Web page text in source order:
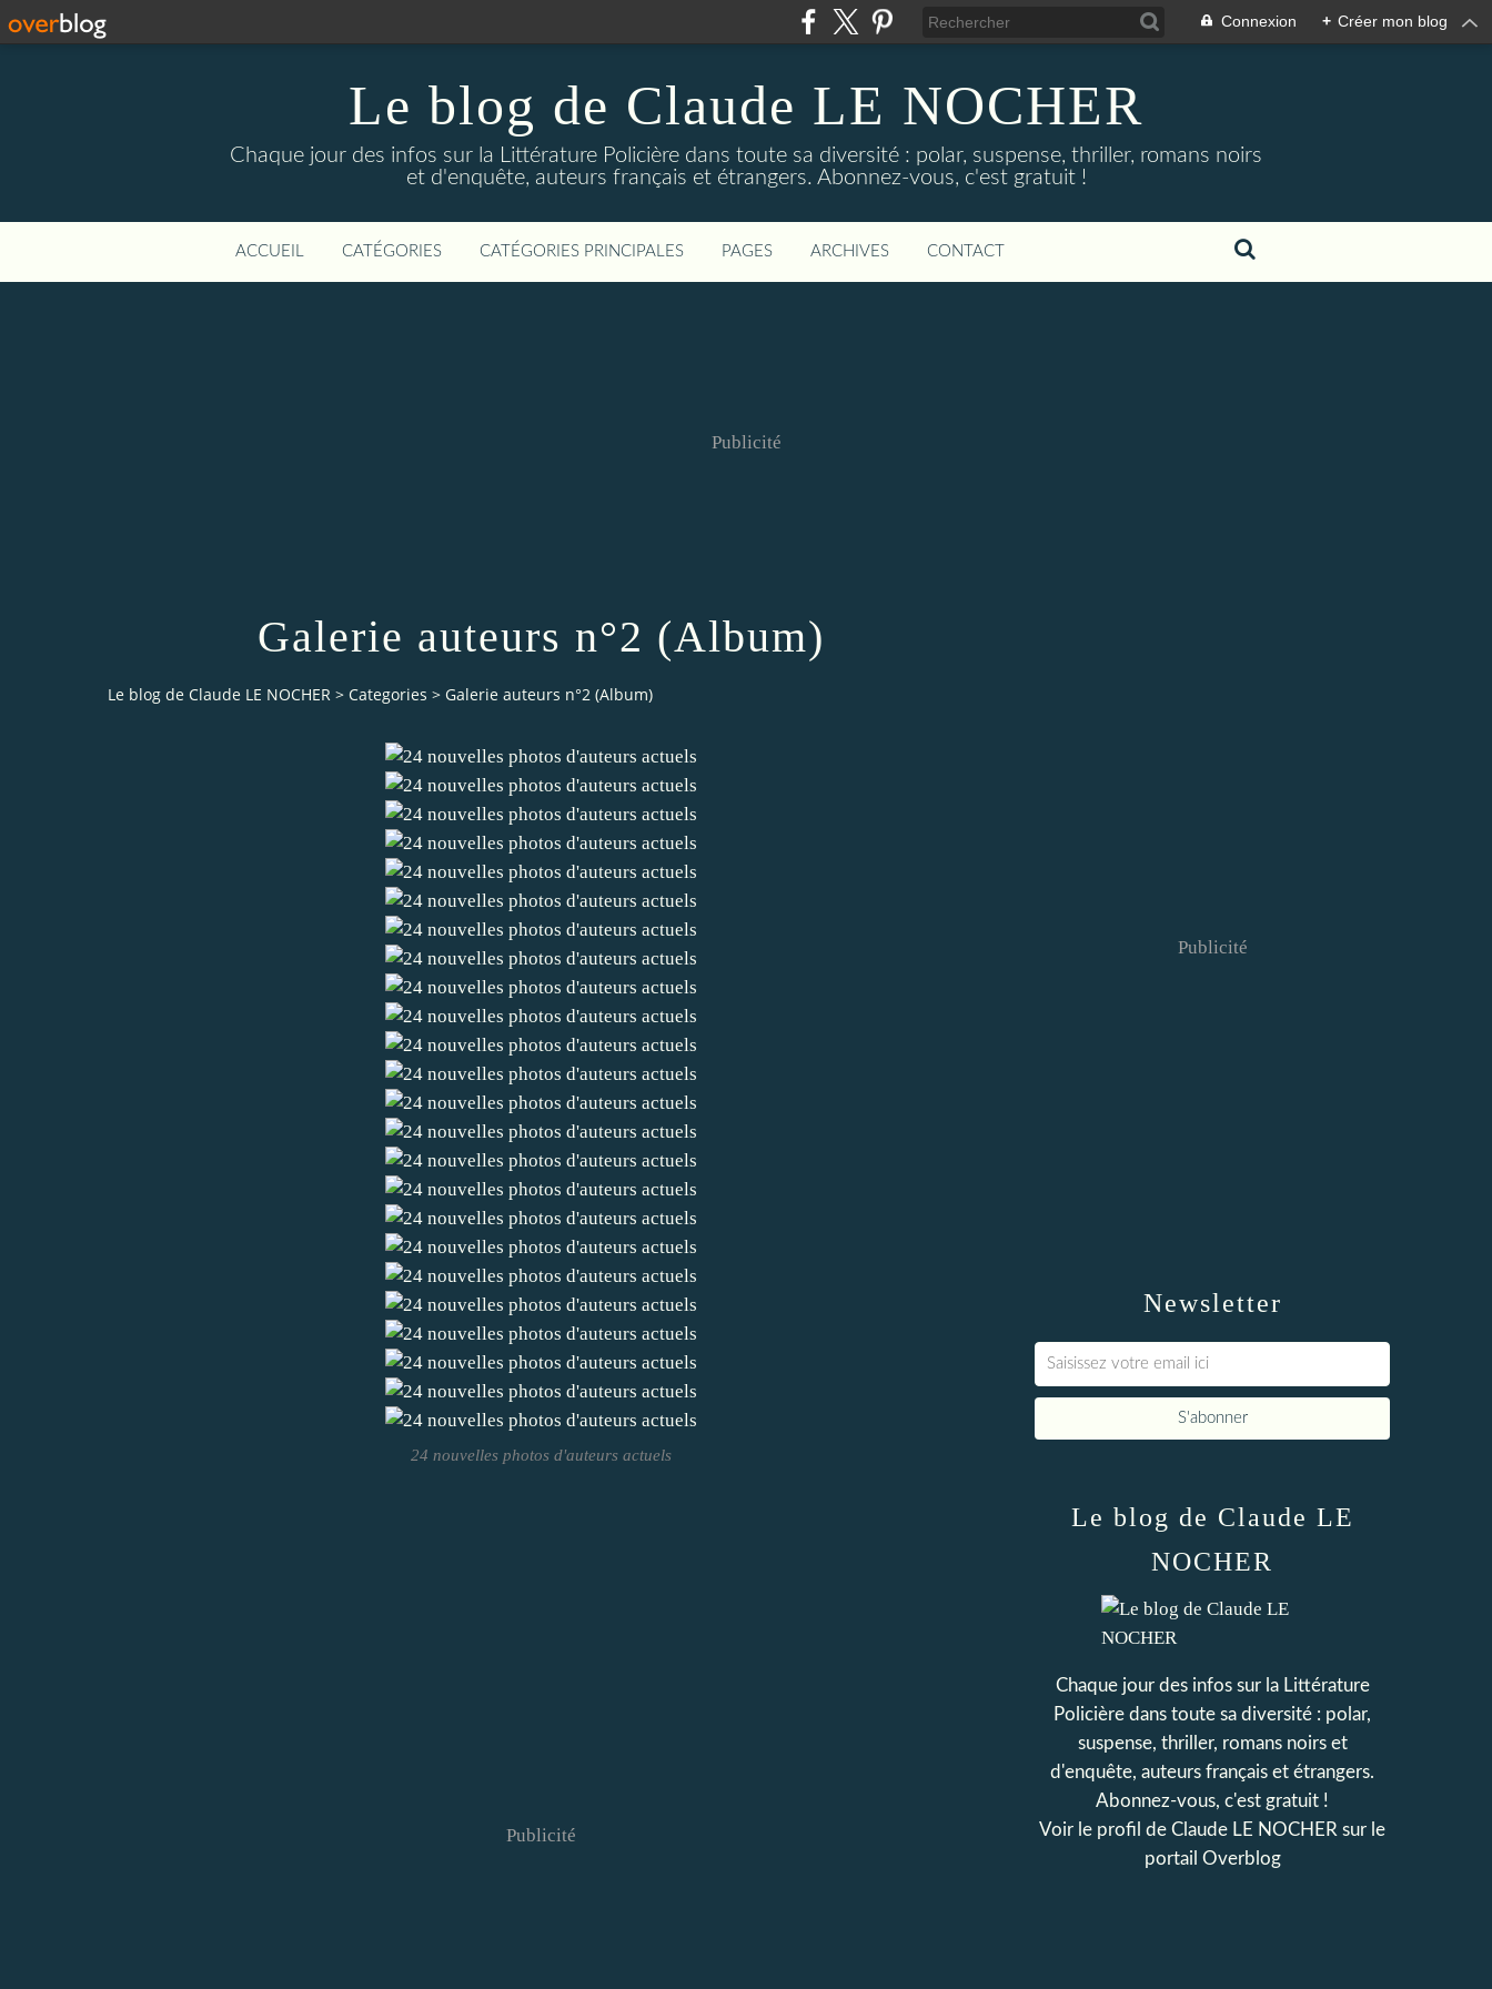
Connexion + Créer mon blog
Le blog de Claude LE NOCHER
Chaque jour des infos sur la Littérature Policière dans toute sa diversité : polar, suspense, thriller, romans noirs
et d'enquête, auteurs français et étrangers. Abonnez-vous, c'est gratuit !
ACCUEIL CATÉGORIES CATÉGORIES PRINCIPALES PAGES ARCHIVES CONTACT
Publicité
Galerie auteurs n°2 (Album)
Le blog de Claude LE NOCHER > Categories > Galerie auteurs n°2 (Album)
24 nouvelles photos d'auteurs actuels
Publicité
Newsletter
Publicité
Le blog de Claude LE
NOCHER
Chaque jour des infos sur la Littérature
Policière dans toute sa diversité : polar,
suspense, thriller, romans noirs et
d'enquête, auteurs français et étrangers.
Abonnez-vous, c'est gratuit !
Voir le profil de Claude LE NOCHER sur le
portail Overblog